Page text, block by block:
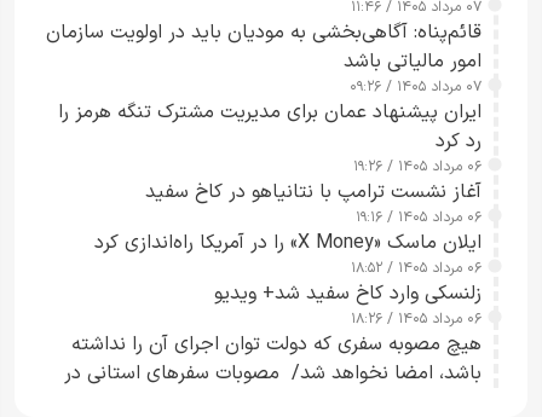
۰۷ مرداد ۱۴۰۵ / ۱۱:۴۶
قائم‌پناه: آگاهی‌بخشی به مودیان باید در اولویت سازمان
امور مالیاتی باشد
۰۷ مرداد ۱۴۰۵ / ۰۹:۲۶
ایران پیشنهاد عمان برای مدیریت مشترک تنگه هرمز را
رد کرد
۰۶ مرداد ۱۴۰۵ / ۱۹:۲۶
آغاز نشست ترامپ با نتانیاهو در کاخ سفید
۰۶ مرداد ۱۴۰۵ / ۱۹:۱۶
ایلان ماسک «X Money» را در آمریکا راه‌اندازی کرد
۰۶ مرداد ۱۴۰۵ / ۱۸:۵۲
زلنسکی وارد کاخ سفید شد+ ویدیو
۰۶ مرداد ۱۴۰۵ / ۱۸:۲۶
هیچ مصوبه سفری که دولت توان اجرای آن را نداشته
باشد، امضا نخواهد شد/ مصوبات سفرهای استانی در